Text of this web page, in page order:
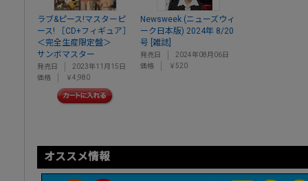
ラブ&ピース!マスターピ
ース! ［CD+フィギュア］
＜完全生産限定盤＞
サンボマスター
発売日
2023年11月15日
価格
￥4,980
Newsweek (ニューズウィ
ーク日本版) 2024年 8/20
号 [雑誌]
発売日
2024年08月06日
価格
￥520
オススメ情報